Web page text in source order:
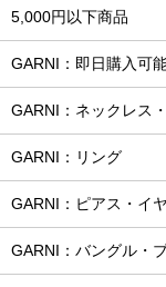
5,000円以下商品
GARNI：即日購入可
GARNI：ネックレス
GARNI：リング
GARNI：ピアス・イ
GARNI：バングル・